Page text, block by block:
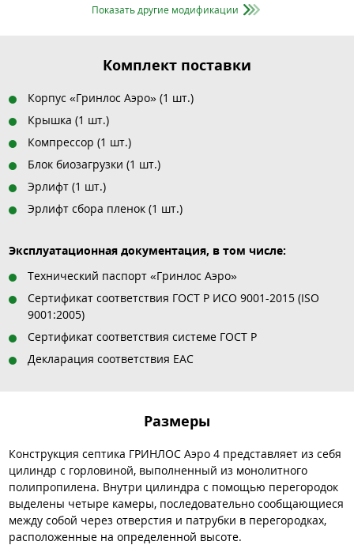
Показать другие модификации
Комплект поставки
Корпус «Гринлос Аэро» (1 шт.)
Крышка (1 шт.)
Компрессор (1 шт.)
Блок биозагрузки (1 шт.)
Эрлифт (1 шт.)
Эрлифт сбора пленок (1 шт.)
Эксплуатационная документация, в том числе:
Технический паспорт «Гринлос Аэро»
Сертификат соответствия ГОСТ Р ИСО 9001-2015 (ISO
9001:2005)
Сертификат соответствия системе ГОСТ Р
Декларация соответствия EAC
Размеры
Конструкция септика ГРИНЛОС Аэро 4 представляет из себя
цилиндр с горловиной, выполненный из монолитного
полипропилена. Внутри цилиндра с помощью перегородок
выделены четыре камеры, последовательно сообщающиеся
между собой через отверстия и патрубки в перегородках,
расположенные на определенной высоте.